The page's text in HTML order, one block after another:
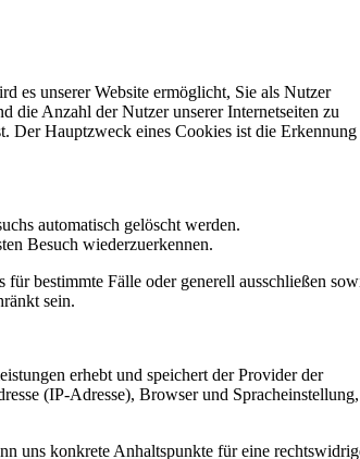
es unserer Website ermöglicht, Sie als Nutzer
die Anzahl der Nutzer unserer Internetseiten zu
Der Hauptzweck eines Cookies ist die Erkennung
automatisch gelöscht werden.
Besuch wiederzuerkennen.
bestimmte Fälle oder generell ausschließen
sein.
erhebt und speichert der Provider der
(IP-Adresse), Browser und Spracheinstellung,
uns konkrete Anhaltspunkte für eine